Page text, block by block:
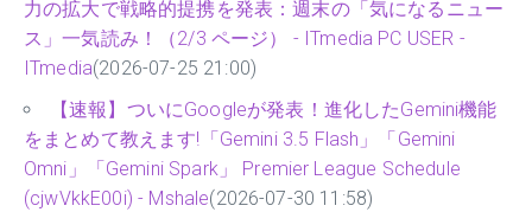
力の拡大で戦略的提携を発表：週末の「気になるニュー
ス」一気読み！（2/3 ページ） - ITmedia PC USER -
ITmedia(2026-07-25 21:00)
【速報】ついにGoogleが発表！進化したGemini機能
をまとめて教えます!「Gemini 3.5 Flash」「Gemini
Omni」「Gemini Spark」 Premier League Schedule
(cjwVkkE00i) - Mshale(2026-07-30 11:58)